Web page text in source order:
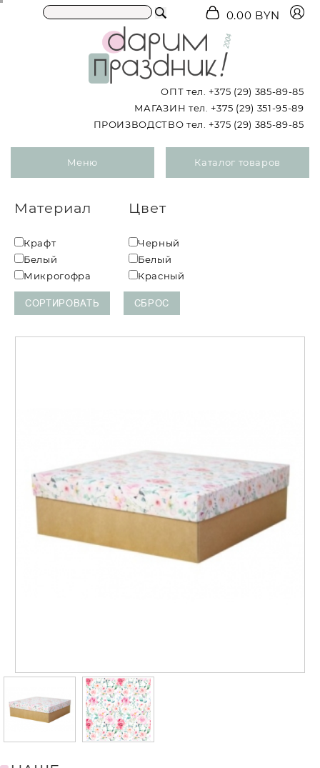
0.00 BYN
ОПТ тел. +375 (29) 385-89-85
МАГАЗИН тел. +375 (29) 351-95-89
ПРОИЗВОДСТВО тел. +375 (29) 385-89-85
Меню Каталог товаров
Материал
Крафт
Белый
Микрогофра
Цвет
Черный
Белый
Красный